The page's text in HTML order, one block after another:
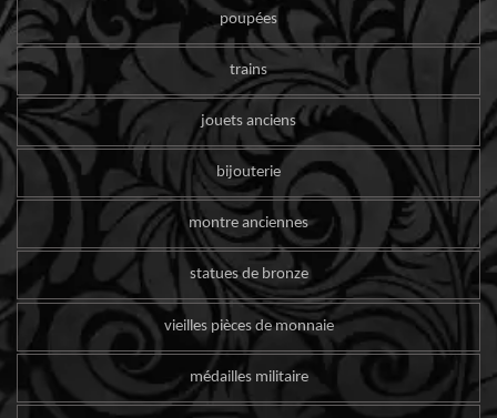
poupées
trains
jouets anciens
bijouterie
montre anciennes
statues de bronze
vieilles pièces de monnaie
médailles militaire